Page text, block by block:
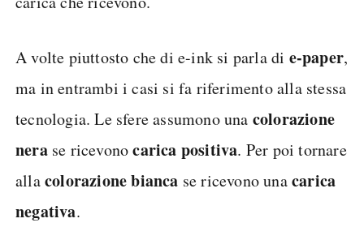
A volte piuttosto che di e-ink si parla di e-paper,
ma in entrambi i casi si fa riferimento alla stessa
tecnologia. Le sfere assumono una colorazione
nerase ricevonocarica positiva. Per poi tornare
allacolorazione bianca se ricevono unacarica
negativa.